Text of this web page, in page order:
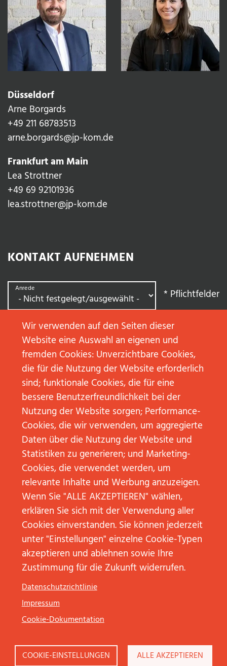
Wir verwenden auf den Seiten dieser
Website eine Auswahl an eigenen und
fremden Cookies: Unverzichtbare Cookies,
die für die Nutzung der Website erforderlich
sind; funktionale Cookies, die für eine
bessere Benutzerfreundlichkeit bei der
Nutzung der Website sorgen; Performance-
Cookies, die wir verwenden, um aggregierte
Daten über die Nutzung der Website und
Statistiken zu generieren; und Marketing-
Cookies, die verwendet werden, um
relevante Inhalte und Werbung anzuzeigen.
Wenn Sie "ALLE AKZEPTIEREN" wählen,
erklären Sie sich mit der Verwendung aller
Cookies einverstanden. Sie können jederzeit
unter "Einstellungen" einzelne Cookie-Typen
akzeptieren und ablehnen sowie Ihre
Zustimmung für die Zukunft widerrufen.
Datenschutzrichtlinie
Impressum
Cookie-Dokumentation
COOKIE-EINSTELLUNGEN ALLE AKZEPTIEREN
KONTAKT AUFNEHMEN
Anrede * Pflichtfelder
Vorname*
Nachname*
E-Mail*
Worum geht es Ihnen?*
Weitere Informationen zur Datenverarbeitung
finden Sie in unserenDatenschutzhinweisen
Absenden
Düsseldorf
Arne Borgards
+49 211 68783513‬
arne.borgards@jp-kom.de
Frankfurt am Main
Lea Strottner
+49 69 92101936
lea.strottner@jp-kom.de
JP KOMGmbH
Kontakt Impressum Datenschutz